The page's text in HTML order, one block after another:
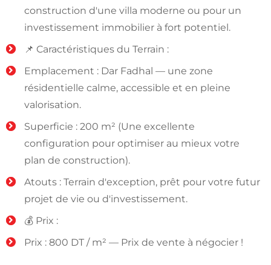
construction d'une villa moderne ou pour un
investissement immobilier à fort potentiel.
📌 Caractéristiques du Terrain :
Emplacement : Dar Fadhal — une zone
résidentielle calme, accessible et en pleine
valorisation.
Superficie : 200 m² (Une excellente
configuration pour optimiser au mieux votre
plan de construction).
Atouts : Terrain d'exception, prêt pour votre futur
projet de vie ou d'investissement.
💰 Prix :
Prix : 800 DT / m² — Prix de vente à négocier !